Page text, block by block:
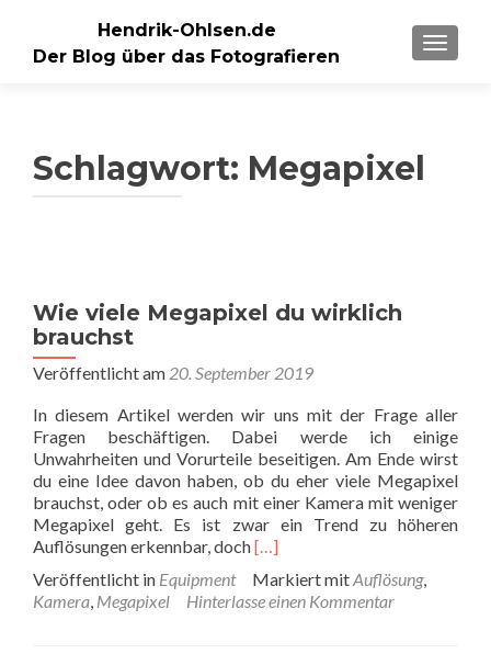
Hendrik-Ohlsen.de
Der Blog über das Fotografieren
Schlagwort: Megapixel
Wie viele Megapixel du wirklich
brauchst
Veröffentlicht am 20. September 2019
In diesem Artikel werden wir uns mit der Frage aller
Fragen beschäftigen. Dabei werde ich einige
Unwahrheiten und Vorurteile beseitigen. Am Ende wirst
du eine Idee davon haben, ob du eher viele Megapixel
brauchst, oder ob es auch mit einer Kamera mit weniger
Megapixel geht. Es ist zwar ein Trend zu höheren
Auflösungen erkennbar, dochRead
about
Wie
[…]
Veröffentlicht in Equipment Markiert mitAuflösung,
Kamera, Megapixel Hinterlasse einen Kommentar